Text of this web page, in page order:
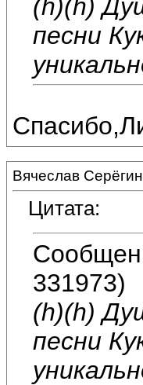
(h)(h)
песни
Вячеслав Серёгин
Цитата:
331973)
(h)(h)
песни